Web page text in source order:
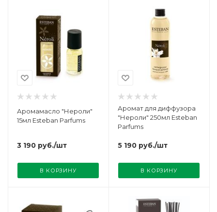
Аромамасло "Нероли"
15мл Esteban Parfums
3 190 руб./шт
В КОРЗИНУ
Аромат для диффузора
"Нероли" 250мл Esteban
Parfums
5 190 руб./шт
В КОРЗИНУ